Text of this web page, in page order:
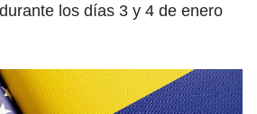
los días 3 y 4 de enero